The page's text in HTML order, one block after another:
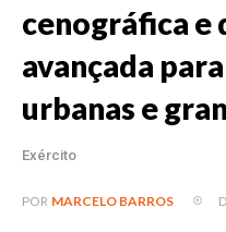
cenográfica e
avançada
urbanas e
Exército
POR MARCELO BARROS